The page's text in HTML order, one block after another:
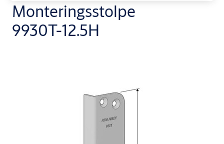
Monteringsstolpe
9930T-12.5H